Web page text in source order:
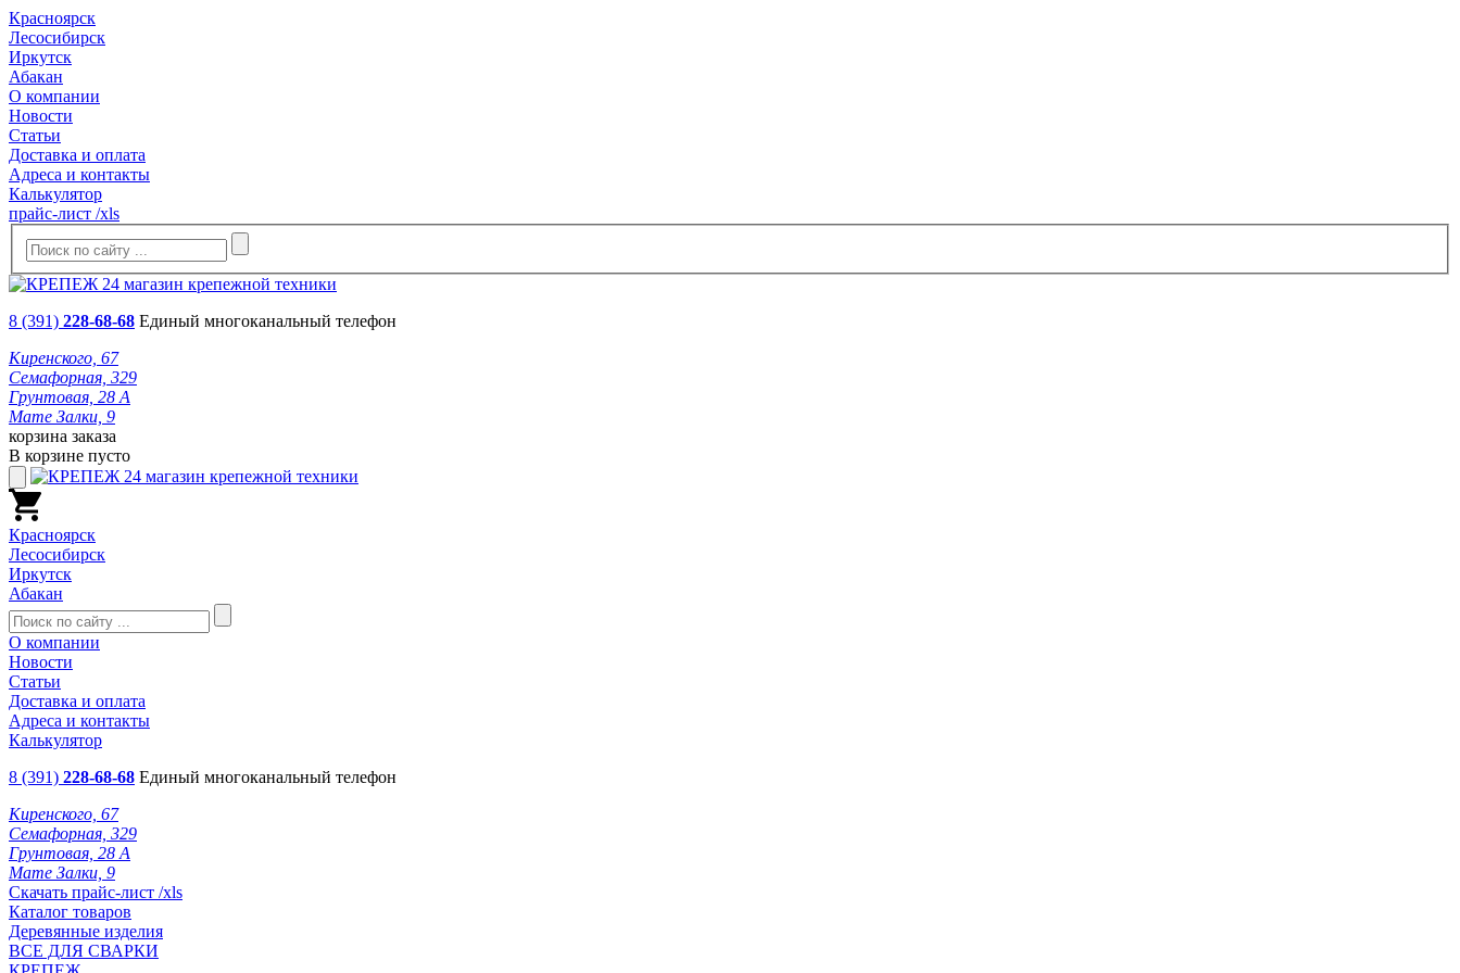
Красноярск
Лесосибирск
Иркутск
Абакан
О компании
Новости
Статьи
Доставка и оплата
Адреса и контакты
Калькулятор
прайс-лист /xls
8 (391) 228-68-68 Единый многоканальный телефон
Киренского, 67
Семафорная, 329
Грунтовая, 28 А
Мате Залки, 9
корзина заказа
В корзине пусто
Красноярск
Лесосибирск
Иркутск
Абакан
О компании
Новости
Статьи
Доставка и оплата
Адреса и контакты
Калькулятор
8 (391) 228-68-68 Единый многоканальный телефон
Киренского, 67
Семафорная, 329
Грунтовая, 28 А
Мате Залки, 9
Скачать прайс-лист /xls
Каталог товаров
Деревянные изделия
ВСЕ ДЛЯ СВАРКИ